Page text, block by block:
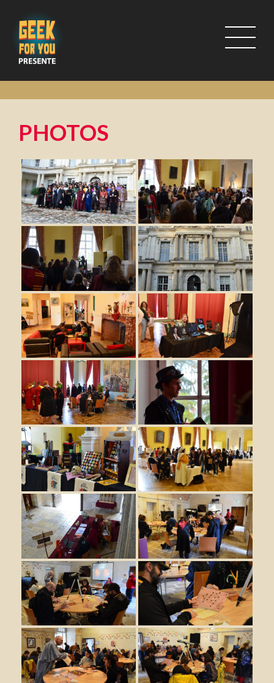
PHOTOS